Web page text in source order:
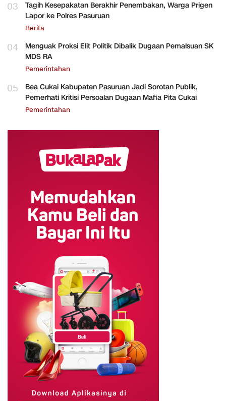
03
Tagih Kesepakatan Berakhir Penembakan, Warga Prigen
Lapor ke Polres Pasuruan
Berita
04
Menguak Proksi Elit Politik Dibalik Dugaan Pemalsuan SK
MDS RA
Pemerintahan
05
Bea Cukai Kabupaten Pasuruan Jadi Sorotan Publik,
Pemerhati Kritisi Persoalan Dugaan Mafia Pita Cukai
Pemerintahan